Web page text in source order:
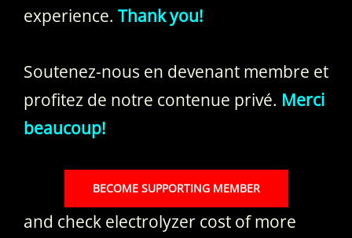
experience. Thank you!
Soutenez-nous en devenant membre et
profitez de notre contenue privé. Merci
beaucoup!
BECOME SUPPORTING MEMBER
and check electrolyzer cost of more